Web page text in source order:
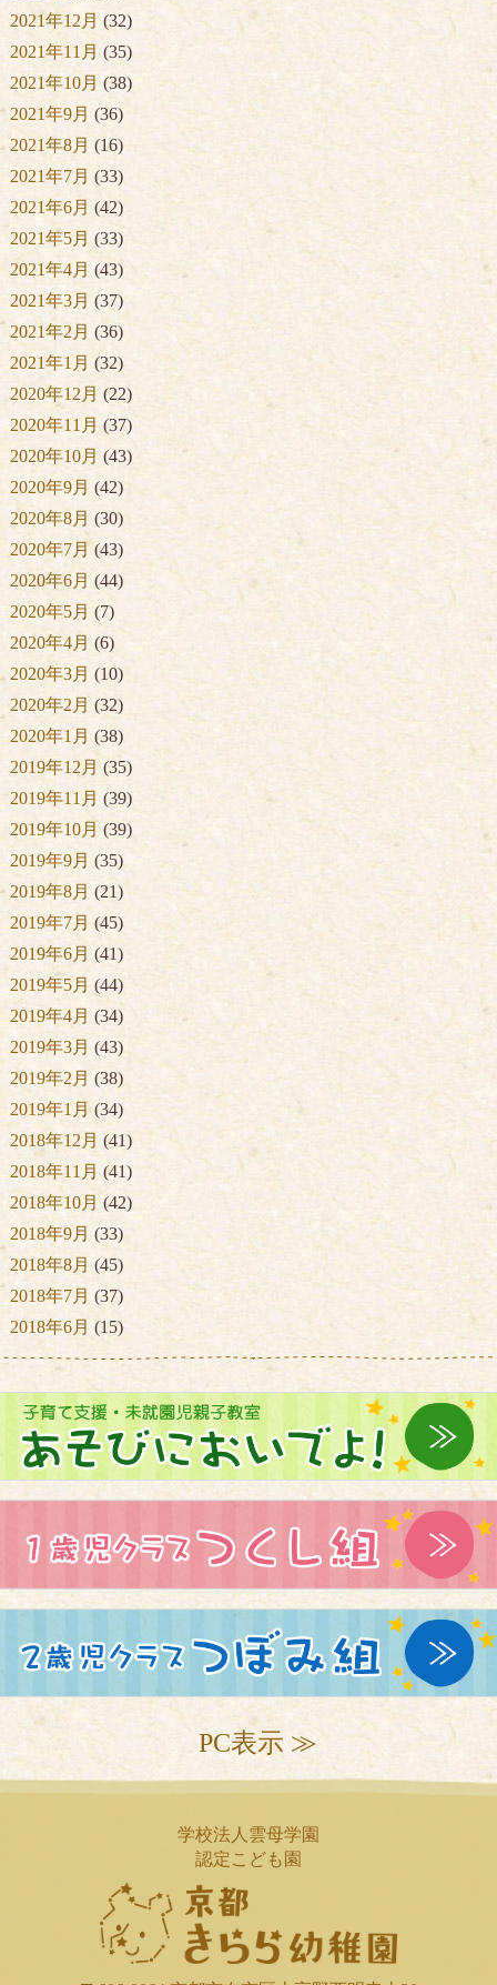
2021年12月 (32)
2021年11月 (35)
2021年10月 (38)
2021年9月 (36)
2021年8月 (16)
2021年7月 (33)
2021年6月 (42)
2021年5月 (33)
2021年4月 (43)
2021年3月 (37)
2021年2月 (36)
2021年1月 (32)
2020年12月 (22)
2020年11月 (37)
2020年10月 (43)
2020年9月 (42)
2020年8月 (30)
2020年7月 (43)
2020年6月 (44)
2020年5月 (7)
2020年4月 (6)
2020年3月 (10)
2020年2月 (32)
2020年1月 (38)
2019年12月 (35)
2019年11月 (39)
2019年10月 (39)
2019年9月 (35)
2019年8月 (21)
2019年7月 (45)
2019年6月 (41)
2019年5月 (44)
2019年4月 (34)
2019年3月 (43)
2019年2月 (38)
2019年1月 (34)
2018年12月 (41)
2018年11月 (41)
2018年10月 (42)
2018年9月 (33)
2018年8月 (45)
2018年7月 (37)
2018年6月 (15)
PC表示 ≫
学校法人雲母学園
認定こども園